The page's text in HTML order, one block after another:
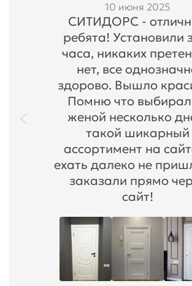
10 июня 2025
СИТИДОРС -
ребята! Установили
часа, никаких
нет, все
здорово. Вышло
Помню что
женой несколько
такой шикарный
ассортимент на
ехать далеко не
заказали прямо
сайт!